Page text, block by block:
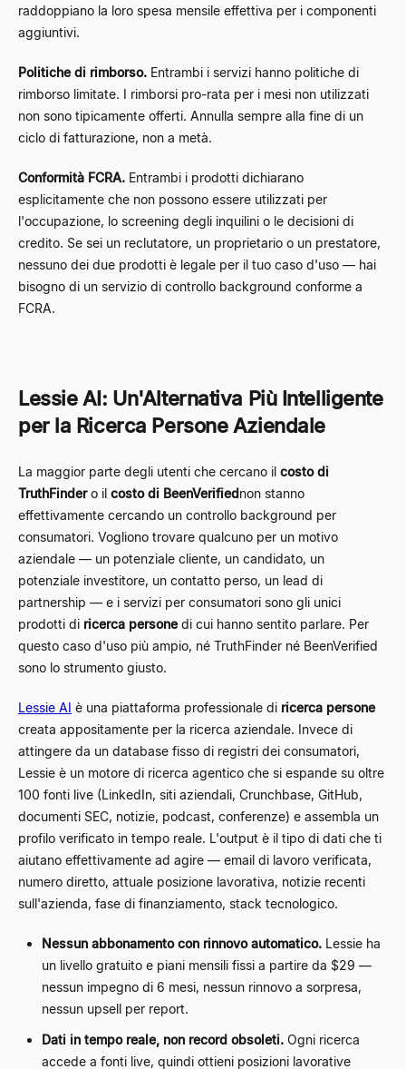
raddoppiano la loro spesa mensile effettiva per i componenti
aggiuntivi.
Politiche di rimborso. Entrambi i servizi hanno politiche di
rimborso limitate. I rimborsi pro-rata per i mesi non utilizzati
non sono tipicamente offerti. Annulla sempre alla fine di un
ciclo di fatturazione, non a metà.
Conformità FCRA. Entrambi i prodotti dichiarano
esplicitamente che non possono essere utilizzati per
l'occupazione, lo screening degli inquilini o le decisioni di
credito. Se sei un reclutatore, un proprietario o un prestatore,
nessuno dei due prodotti è legale per il tuo caso d'uso — hai
bisogno di un servizio di controllo background conforme a
FCRA.
Lessie AI: Un'Alternativa Più Intelligente
per la Ricerca Persone Aziendale
La maggior parte degli utenti che cercano il costo di
TruthFindero il costo di BeenVerifiednon stanno
effettivamente cercando un controllo background per
consumatori. Vogliono trovare qualcuno per un motivo
aziendale — un potenziale cliente, un candidato, un
potenziale investitore, un contatto perso, un lead di
partnership — e i servizi per consumatori sono gli unici
prodotti di ricerca personedi cui hanno sentito parlare. Per
questo caso d'uso più ampio, né TruthFinder né BeenVerified
sono lo strumento giusto.
Lessie AI è una piattaforma professionale di ricerca persone
creata appositamente per la ricerca aziendale. Invece di
attingere da un database fisso di registri dei consumatori,
Lessie è un motore di ricerca agentico che si espande su oltre
100 fonti live (LinkedIn, siti aziendali, Crunchbase, GitHub,
documenti SEC, notizie, podcast, conferenze) e assembla un
profilo verificato in tempo reale. L'output è il tipo di dati che ti
aiutano effettivamente ad agire — email di lavoro verificata,
numero diretto, attuale posizione lavorativa, notizie recenti
sull'azienda, fase di finanziamento, stack tecnologico.
Nessun abbonamento con rinnovo automatico. Lessie ha
un livello gratuito e piani mensili fissi a partire da $29 —
nessun impegno di 6 mesi, nessun rinnovo a sorpresa,
nessun upsell per report.
Dati in tempo reale, non record obsoleti. Ogni ricerca
accede a fonti live, quindi ottieni posizioni lavorative